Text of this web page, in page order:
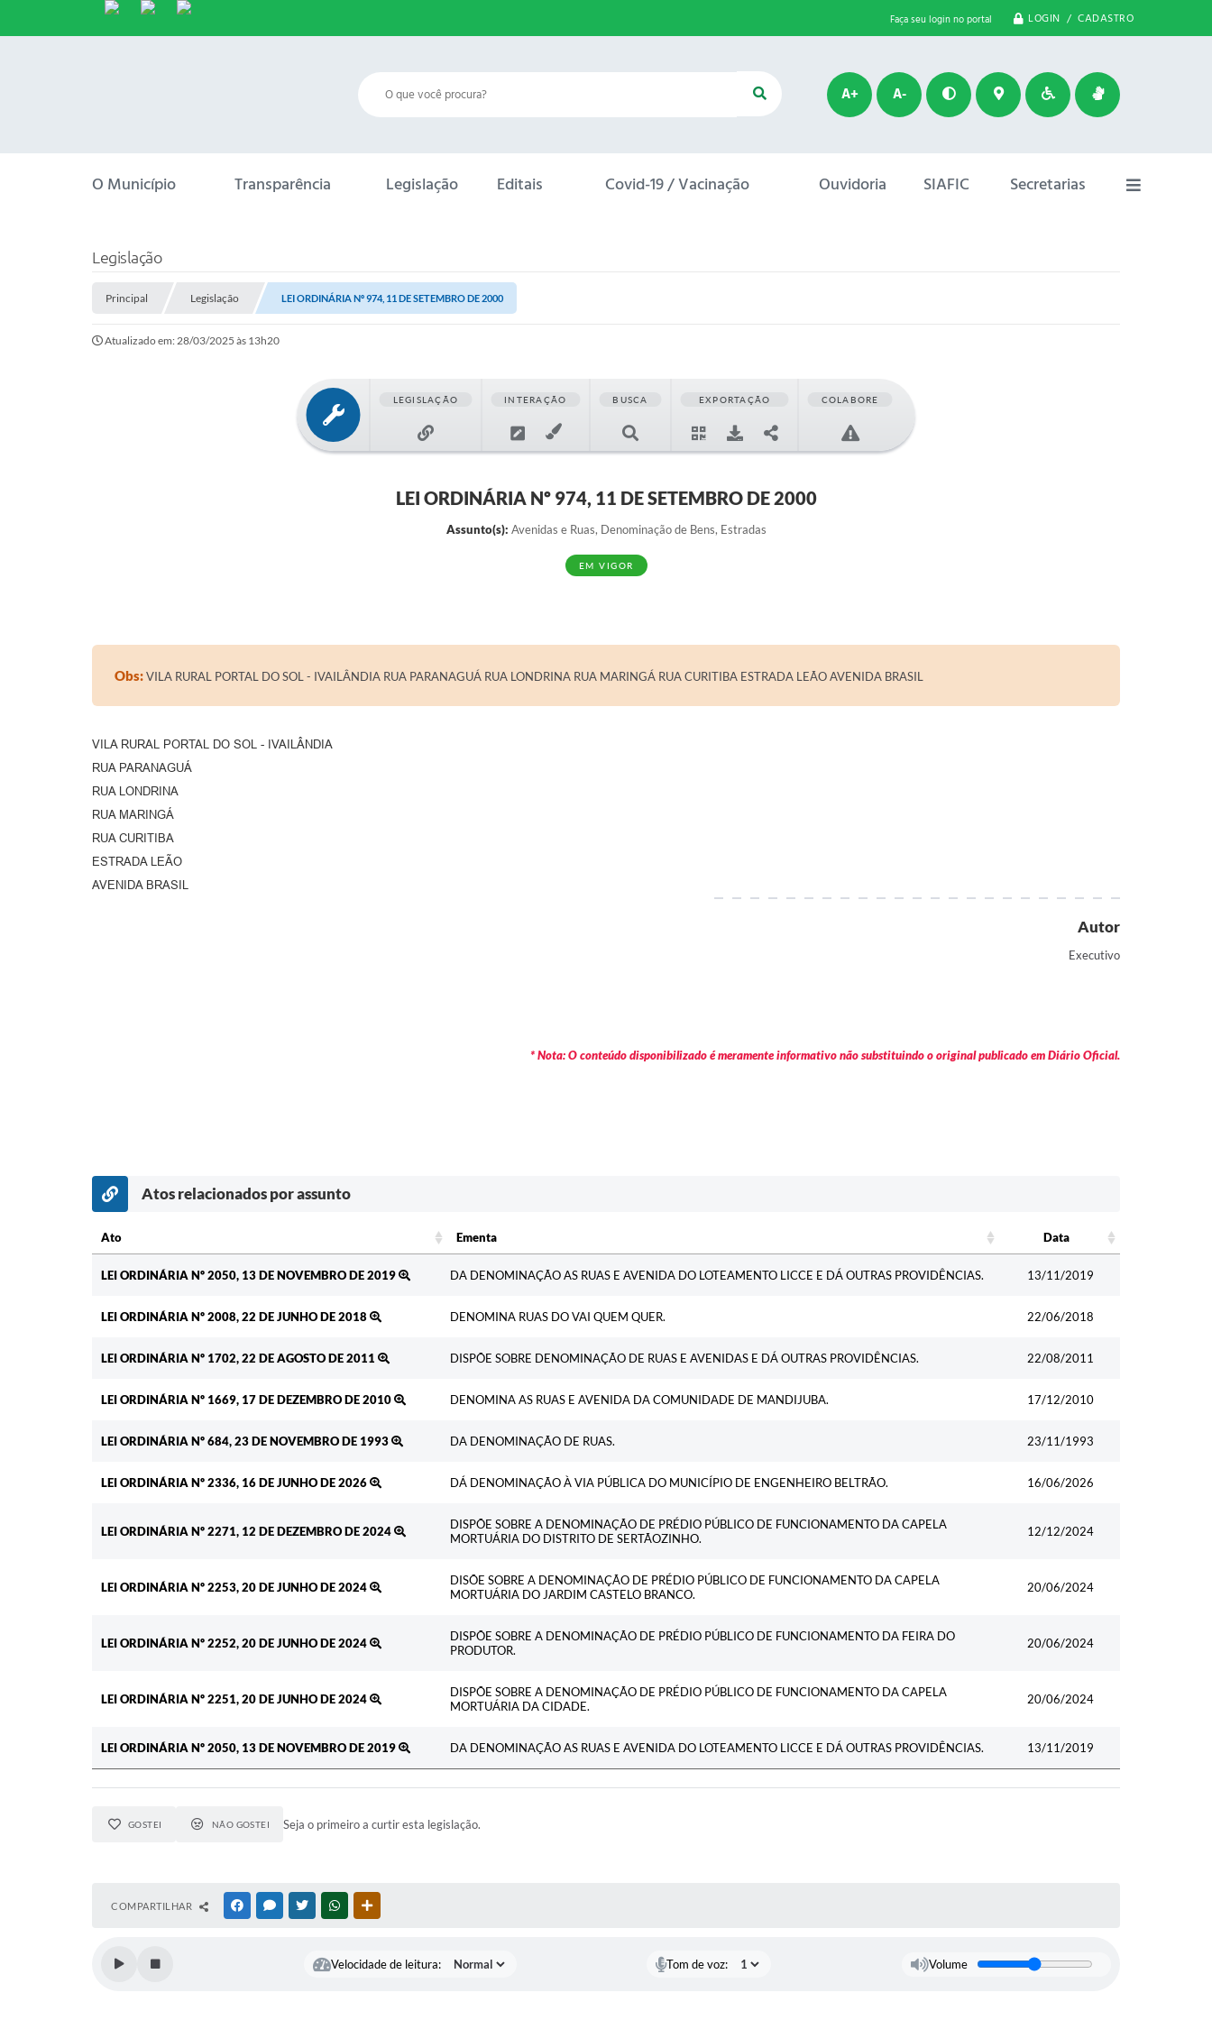
Faça seu login no portal LOGIN / CADASTRO
A+ A-
O Município Transparência Legislação Editais Covid-19 / Vacinação Ouvidoria SIAFIC Secretarias
Legislação
Principal Legislação LEI ORDINÁRIA Nº 974, 11 DE SETEMBRO DE 2000
Atualizado em: 28/03/2025 às 13h20
LEGISLAÇÃO INTERAÇÃO BUSCA EXPORTAÇÃO COLABORE
LEI ORDINÁRIA Nº 974, 11 DE SETEMBRO DE 2000
Assunto(s): Avenidas e Ruas, Denominação de Bens, Estradas
EM VIGOR
Obs:VILA RURAL PORTAL DO SOL - IVAILÂNDIA RUA PARANAGUÁ RUA LONDRINA RUA MARINGÁ RUA CURITIBA ESTRADA LEÃO AVENIDA BRASIL
VILA RURAL PORTAL DO SOL - IVAILÂNDIA
RUA PARANAGUÁ
RUA LONDRINA
RUA MARINGÁ
RUA CURITIBA
ESTRADA LEÃO
AVENIDA BRASIL
Autor
Executivo
* Nota: O conteúdo disponibilizado é meramente informativo não substituindo o original publicado em Diário Oficial.
Atos relacionados por assunto
Ato Ementa
Data
LEI ORDINÁRIA Nº 2050, 13 DE NOVEMBRO DE 2019
DA DENOMINAÇÃO AS RUAS E AVENIDA DO LOTEAMENTO LICCE E DÁ OUTRAS PROVIDÊNCIAS. 13/11/2019
LEI ORDINÁRIA Nº 2008, 22 DE JUNHO DE 2018 DENOMINA RUAS DO VAI QUEM QUER. 22/06/2018
LEI ORDINÁRIA Nº 1702, 22 DE AGOSTO DE 2011 DISPÕE SOBRE DENOMINAÇÃO DE RUAS E AVENIDAS E DÁ OUTRAS PROVIDÊNCIAS. 22/08/2011
LEI ORDINÁRIA Nº 1669, 17 DE DEZEMBRO DE 2010 DENOMINA AS RUAS E AVENIDA DA COMUNIDADE DE MANDIJUBA. 17/12/2010
LEI ORDINÁRIA Nº 684, 23 DE NOVEMBRO DE 1993 DA DENOMINAÇÃO DE RUAS. 23/11/1993
LEI ORDINÁRIA Nº 2336, 16 DE JUNHO DE 2026 DÁ DENOMINAÇÃO À VIA PÚBLICA DO MUNICÍPIO DE ENGENHEIRO BELTRÃO. 16/06/2026
LEI ORDINÁRIA Nº 2271, 12 DE DEZEMBRO DE 2024
DISPÕE SOBRE A DENOMINAÇÃO DE PRÉDIO PÚBLICO DE FUNCIONAMENTO DA CAPELA
MORTUÁRIA DO DISTRITO DE SERTÃOZINHO.
12/12/2024
LEI ORDINÁRIA Nº 2253, 20 DE JUNHO DE 2024
DISÕE SOBRE A DENOMINAÇÃO DE PRÉDIO PÚBLICO DE FUNCIONAMENTO DA CAPELA
MORTUÁRIA DO JARDIM CASTELO BRANCO.
20/06/2024
LEI ORDINÁRIA Nº 2252, 20 DE JUNHO DE 2024
DISPÕE SOBRE A DENOMINAÇÃO DE PRÉDIO PÚBLICO DE FUNCIONAMENTO DA FEIRA DO
PRODUTOR.
20/06/2024
LEI ORDINÁRIA Nº 2251, 20 DE JUNHO DE 2024
DISPÕE SOBRE A DENOMINAÇÃO DE PRÉDIO PÚBLICO DE FUNCIONAMENTO DA CAPELA
MORTUÁRIA DA CIDADE.
20/06/2024
LEI ORDINÁRIA Nº 2050, 13 DE NOVEMBRO DE 2019 DA DENOMINAÇÃO AS RUAS E AVENIDA DO LOTEAMENTO LICCE E DÁ OUTRAS PROVIDÊNCIAS. 13/11/2019
GOSTEI NÃO GOSTEI Seja o primeiro a curtir esta legislação.
COMPARTILHAR FACEBOOKMESSENGER
TWITTERWHATSAPP
Velocidade de leitura: Tom de voz: Volume